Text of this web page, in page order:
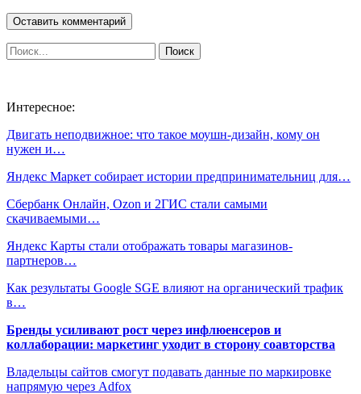
Интересное:
Двигать неподвижное: что такое моушн-дизайн, кому он
нужен и…
Яндекс Маркет собирает истории предпринимательниц для…
Сбербанк Онлайн, Ozon и 2ГИС стали самыми
скачиваемыми…
Яндекс Карты стали отображать товары магазинов-
партнеров…
Как результаты Google SGE влияют на органический трафик
в…
Бренды усиливают рост через инфлюенсеров и
коллаборации: маркетинг уходит в сторону соавторства
Владельцы сайтов смогут подавать данные по маркировке
напрямую через Adfox